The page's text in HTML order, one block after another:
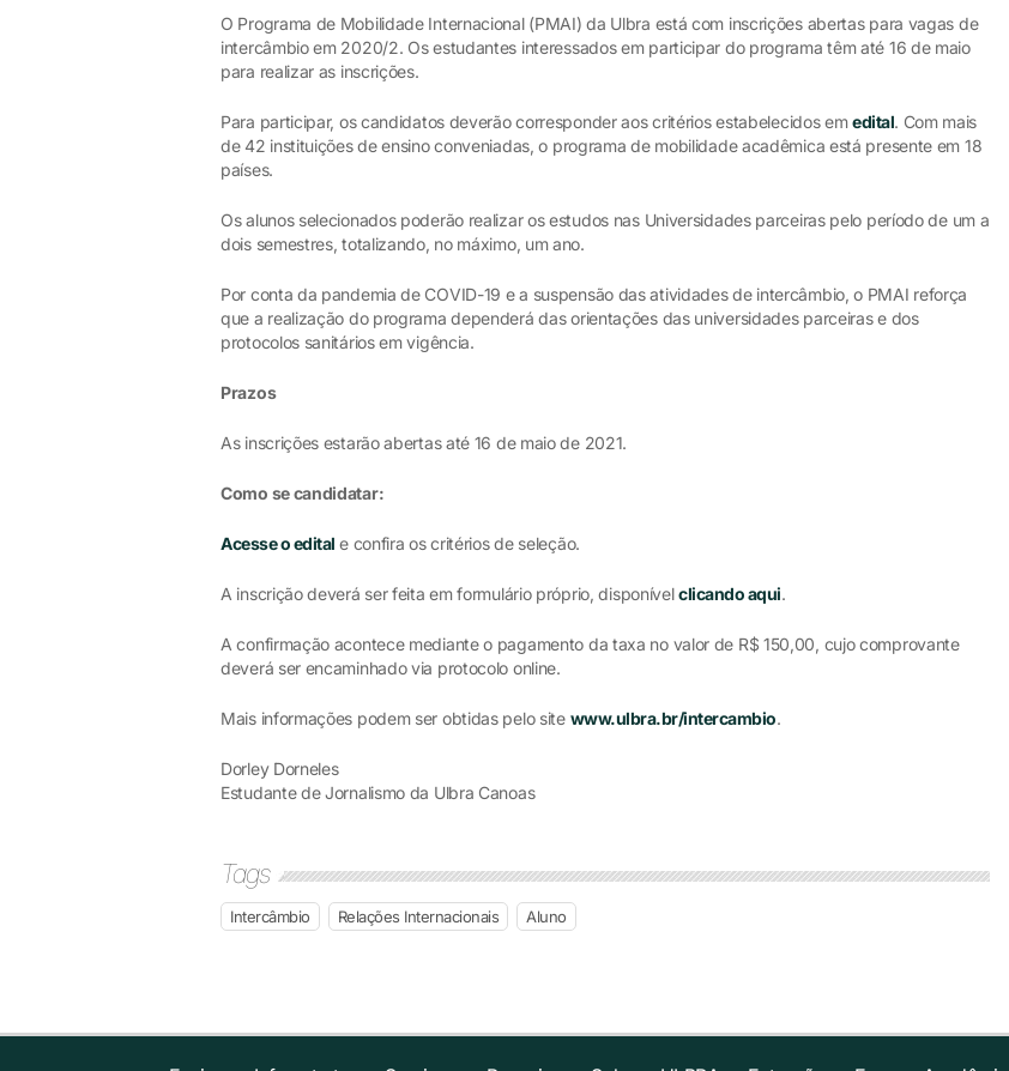
O Programa de Mobilidade Internacional (PMAI) da Ulbra está com inscrições abertas para vagas de
intercâmbio em 2020/2. Os estudantes interessados em participar do programa têm até 16 de maio
para realizar as inscrições.
Para participar, os candidatos deverão corresponder aos critérios estabelecidos emedital. Com mais
de 42 instituições de ensino conveniadas, o programa de mobilidade acadêmica está presente em 18
países.
Os alunos selecionados poderão realizar os estudos nas Universidades parceiras pelo período de um a
dois semestres, totalizando, no máximo, um ano.
Por conta da pandemia de COVID-19 e a suspensão das atividades de intercâmbio, o PMAI reforça
que a realização do programa dependerá das orientações das universidades parceiras e dos
protocolos sanitários em vigência.
Prazos
As inscrições estarão abertas até 16 de maio de 2021.
Como se candidatar:
Acesse o edital e confira os critérios de seleção.
A inscrição deverá ser feita em formulário próprio, disponívelclicando aqui.
A confirmação acontece mediante o pagamento da taxa no valor de R$ 150,00, cujo comprovante
deverá ser encaminhado via protocolo online.
Mais informações podem ser obtidas pelo site www.ulbra.br/intercambio.
Dorley Dorneles
Estudante de Jornalismo da Ulbra Canoas
Tags
Intercâmbio Relações Internacionais Aluno